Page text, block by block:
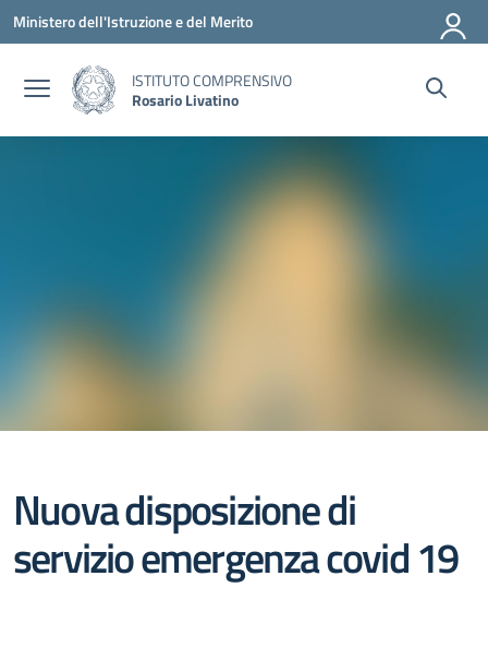
Vai ai contenuti
Vai al menu di navigazione
Vai al footer
Ministero dell'Istruzione e del Merito
ISTITUTO COMPRENSIVO
Rosario Livatino
Nuova disposizione di
servizio emergenza covid 19